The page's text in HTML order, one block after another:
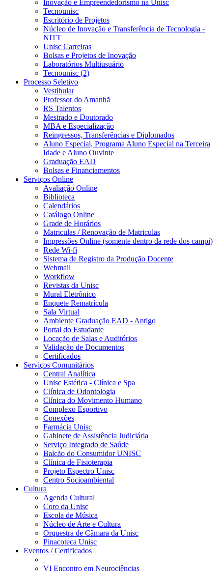
Inovação e Empreendedorismo na Unisc
Tecnounisc
Escritório de Projetos
Núcleo de Inovação e Transferência de Tecnologia -
NITT
Unisc Carreiras
Bolsas e Projetos de Inovação
Laboratórios Multiusuário
Tecnounisc (2)
Processo Seletivo
Vestibular
Professor do Amanhã
RS Talentos
Mestrado e Doutorado
MBA e Especialização
Reingressos, Transferências e Diplomados
Aluno Especial, Programa Aluno Especial na Terceira
Idade e Aluno Ouvinte
Graduação EAD
Bolsas e Financiamentos
Serviços Online
Avaliação Online
Biblioteca
Calendários
Catálogo Online
Grade de Horários
Matriculas / Renovação de Matriculas
Impressões Online (somente dentro da rede dos campi)
Rede Wi-fi
Sistema de Registro da Produção Docente
Webmail
Workflow
Revistas da Unisc
Mural Eletrônico
Enquete Rematrícula
Sala Virtual
Ambiente Graduação EAD - Antigo
Portal do Estudante
Locação de Salas e Auditórios
Validação de Documentos
Certificados
Serviços Comunitários
Central Analítica
Unisc Estética - Clínica e Spa
Clínica de Odontologia
Clínica do Movimento Humano
Complexo Esportivo
Conexões
Farmácia Unisc
Gabinete de Assistência Judiciária
Serviço Integrado de Saúde
Balcão do Consumidor UNISC
Clínica de Fisioterapia
Projeto Espectro Unisc
Centro Socioambiental
Cultura
Agenda Cultural
Coro da Unisc
Escola de Música
Núcleo de Arte e Cultura
Orquestra de Câmara da Unisc
Pinacoteca Unisc
Eventos / Certificados
VI Encontro em Neurociências